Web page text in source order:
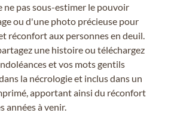
pas sous-estimer le pouvoir
ou d'une photo précieuse pour
réconfort aux personnes en deuil.
une histoire ou téléchargez
et vos mots gentils
la nécrologie et inclus dans un
apportant ainsi du réconfort
années à venir.